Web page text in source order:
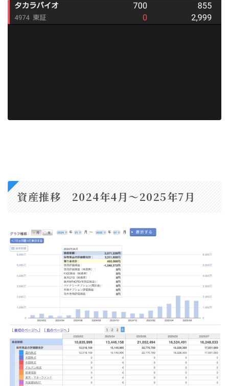
資産推移 2024年4月〜2025年7月